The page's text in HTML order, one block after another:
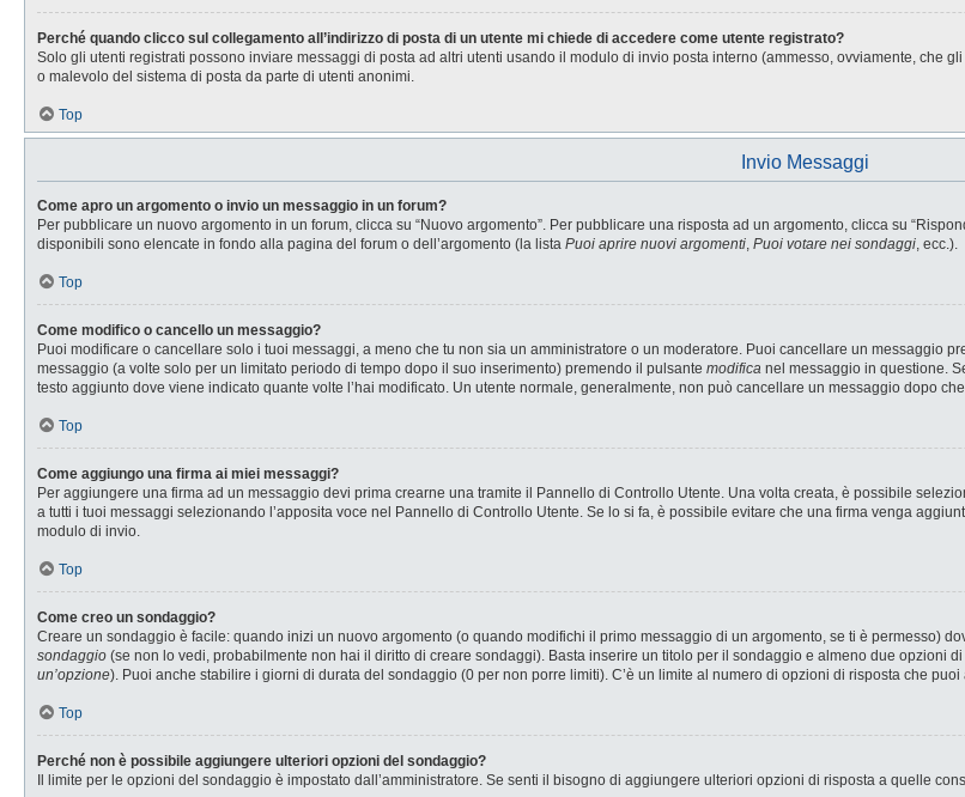
Perché quando clicco sul collegamento all’indirizzo di posta di un utente mi chiede di accedere come utente registrato?
Solo gli utenti registrati possono inviare messaggi di posta ad altri utenti usando il modulo di invio posta interno (ammesso, ovviamente, che
o malevolo del sistema di posta da parte di utenti anonimi.
Top
Invio Messaggi
Come apro un argomento o invio un messaggio in un forum?
Per pubblicare un nuovo argomento in un forum, clicca su “Nuovo argomento”. Per pubblicare una risposta ad un argomento, clicca su
disponibili sono elencate in fondo alla pagina del forum o dell’argomento (la lista Puoi aprire nuovi argomenti, Puoi votare nei sondaggi, ecc.).
Top
Come modifico o cancello un messaggio?
Puoi modificare o cancellare solo i tuoi messaggi, a meno che tu non sia un amministratore o un moderatore. Puoi cancellare un messaggio
messaggio (a volte solo per un limitato periodo di tempo dopo il suo inserimento) premendo il pulsante modifica nel messaggio in questione.
testo aggiunto dove viene indicato quante volte l’hai modificato. Un utente normale, generalmente, non può cancellare un messaggio dopo
Top
Come aggiungo una firma ai miei messaggi?
Per aggiungere una firma ad un messaggio devi prima crearne una tramite il Pannello di Controllo Utente. Una volta creata, è possibile
a tutti i tuoi messaggi selezionando l’apposita voce nel Pannello di Controllo Utente. Se lo si fa, è possibile evitare che una firma venga
modulo di invio.
Top
Come creo un sondaggio?
Creare un sondaggio è facile: quando inizi un nuovo argomento (o quando modifichi il primo messaggio di un argomento, se ti è permesso)
sondaggio (se non lo vedi, probabilmente non hai il diritto di creare sondaggi). Basta inserire un titolo per il sondaggio e almeno due opzioni
un’opzione). Puoi anche stabilire i giorni di durata del sondaggio (0 per non porre limiti). C’è un limite al numero di opzioni di risposta che
Top
Perché non è possibile aggiungere ulteriori opzioni del sondaggio?
Il limite per le opzioni del sondaggio è impostato dall’amministratore. Se senti il bisogno di aggiungere ulteriori opzioni di risposta a quelle